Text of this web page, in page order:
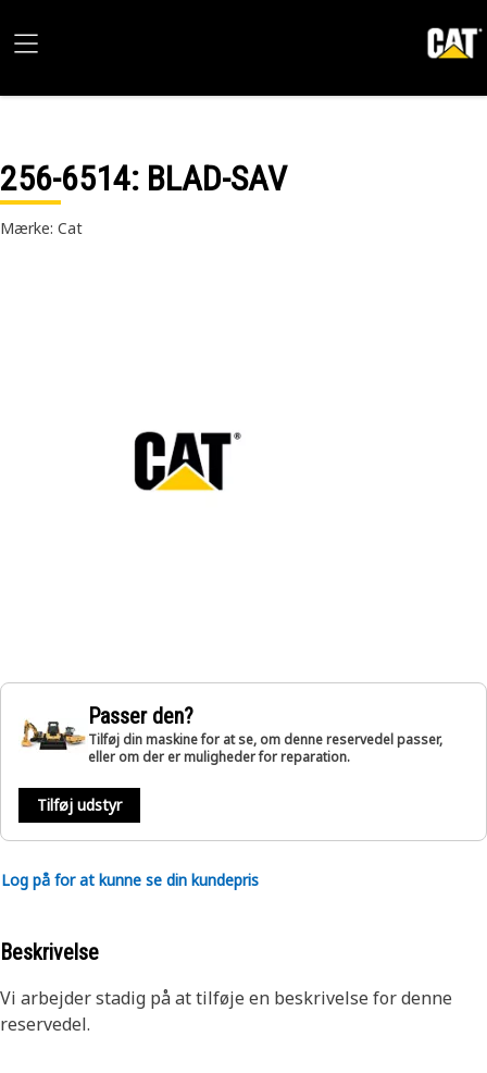
256-6514: BLAD-SAV
Mærke: Cat
Passer den?
Tilføj din maskine for at se, om denne reservedel passer,
eller om der er muligheder for reparation.
Tilføj udstyr
Log på for at kunne se din kundepris
Beskrivelse
Vi arbejder stadig på at tilføje en beskrivelse for denne
reservedel.